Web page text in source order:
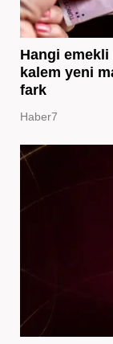
Hangi emekli
kalem yeni
fark
Haber7